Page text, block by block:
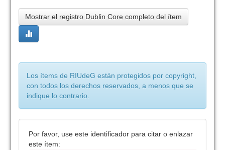
Mostrar el registro Dublin Core completo del ítem
Los ítems de RIUdeG están protegidos por copyright,
con todos los derechos reservados, a menos que se
indique lo contrario.
Por favor, use este identificador para citar o enlazar
este ítem: